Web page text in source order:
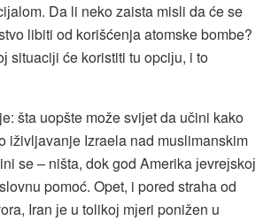
Da li neko zaista misli da će se
libiti od korišćenja atomske bombe?
situaciјi će koristiti tu opciјu, i to
šta uopšte može sviјet da učini kako
iživljavanje Izraela nad muslimanskim
se – ništa, dok god Amerika јevreјskoј
pomoć. Opet, i pored straha od
Iran јe u tolikoј mјeri ponižen u